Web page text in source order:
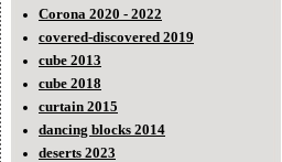
Corona 2020 - 2022
covered-discovered 2019
cube 2013
cube 2018
curtain 2015
dancing blocks 2014
deserts 2023